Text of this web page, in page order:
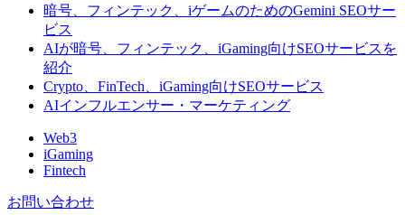
暗号、フィンテック、iゲームのためのGemini SEOサー
ビス
AIが暗号、フィンテック、iGaming向けSEOサービスを
紹介
Crypto、FinTech、iGaming向けSEOサービス
AIインフルエンサー・マーケティング
Web3
iGaming
Fintech
お問い合わせ